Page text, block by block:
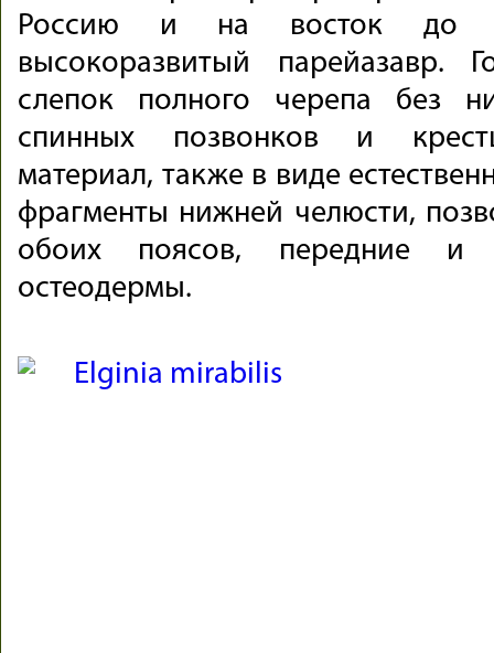
Рос­сию и на во­сток до
высокоразвитый парейазавр.
слепок полного черепа без
спинных позвонков и
материал, также в виде
фрагменты нижней челюсти,
обоих поясов, передние и
остеодермы.